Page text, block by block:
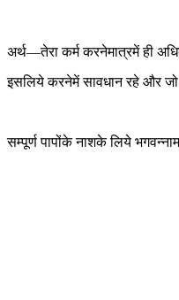
अर्थ—तेरा कर्म करनेमात्रमें ही
इसलिये करनेमें सावधान रहे और जो
सम्पूर्ण पापोंके नाशके लिये